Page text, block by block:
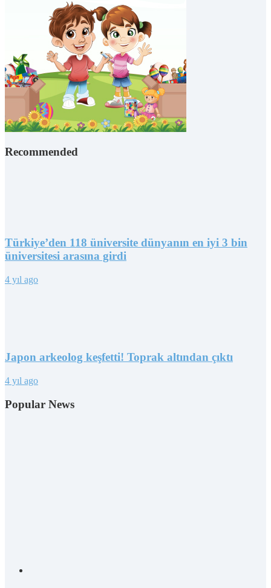
Recommended
Türkiye’den 118 üniversite dünyanın en iyi 3 bin
üniversitesi arasına girdi
4 yıl ago
Japon arkeolog keşfetti! Toprak altından çıktı
4 yıl ago
Popular News